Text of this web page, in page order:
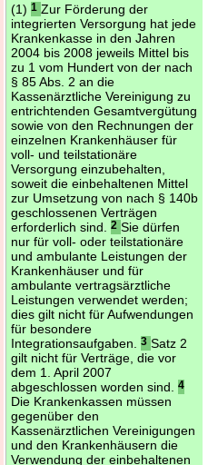
(1) 1 Zur Förderung der
integrierten Versorgung hat jede
Krankenkasse in den Jahren
2004 bis 2008 jeweils Mittel bis
zu 1 vom Hundert von der nach
§ 85 Abs. 2 an die
Kassenärztliche Vereinigung zu
entrichtenden Gesamtvergütung
sowie von den Rechnungen der
einzelnen Krankenhäuser für
voll- und teilstationäre
Versorgung einzubehalten,
soweit die einbehaltenen Mittel
zur Umsetzung von nach § 140b
geschlossenen Verträgen
erforderlich sind.
2 Sie dürfen
nur für voll- oder teilstationäre
und ambulante Leistungen der
Krankenhäuser und für
ambulante vertragsärztliche
Leistungen verwendet werden;
dies gilt nicht für Aufwendungen
für besondere
Integrationsaufgaben.
3 Satz 2
gilt nicht für Verträge, die vor
dem 1. April 2007
abgeschlossen worden sind.
4
Die Krankenkassen müssen
gegenüber den
Kassenärztlichen Vereinigungen
und den Krankenhäusern die
Verwendung der einbehaltenen